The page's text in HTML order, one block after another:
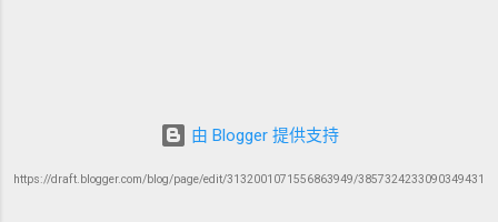
实） 因此， Emunah 最原始的意思不是： 相信某件事情是真
第一次出现这个词根的重要地方之一： 出埃及记17章。 摩西
由 Blogger 提供支持
https://draft.blogger.com/blog/page/edit/3132001071556863949/3857324233090349431